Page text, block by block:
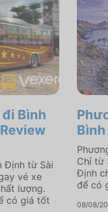
đi Bình
Định từ Sài
vé xe
lượng.
có giá tốt
Chỉ từ
Định
để có
08/08/